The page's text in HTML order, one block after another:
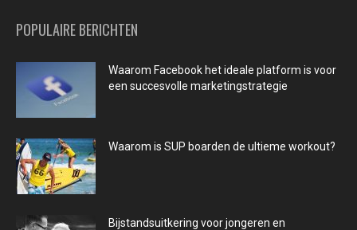
POPULAIRE BERICHTEN
Waarom Facebook het ideale platform is voor
een succesvolle marketingstrategie
Waarom is SUP boarden de ultieme workout?
Bijstandsuitkering voor jongeren en